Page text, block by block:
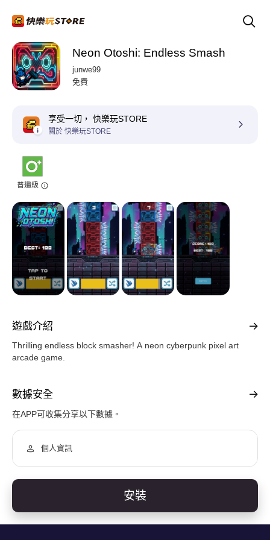
Neon Otoshi: Endless Smash
junwe99
免費
享受一切， 快樂玩STORE
關於 快樂玩STORE
普遍級
遊戲介紹
Thrilling endless block smasher! A neon cyberpunk pixel art
arcade game.
數據安全
在APP可收集分享以下數據。
個人資訊
安裝